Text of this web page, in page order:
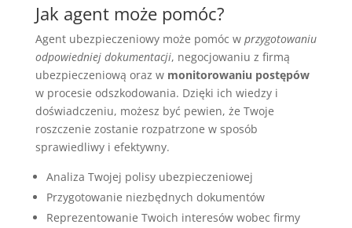
Jak agent może pomóc?
Agent ubezpieczeniowy może pomóc w przygotowaniu
odpowiedniej dokumentacji, negocjowaniu z firmą
ubezpieczeniową oraz w monitorowaniu postępów
w procesie odszkodowania. Dzięki ich wiedzy i
doświadczeniu, możesz być pewien, że Twoje
roszczenie zostanie rozpatrzone w sposób
sprawiedliwy i efektywny.
Analiza Twojej polisy ubezpieczeniowej
Przygotowanie niezbędnych dokumentów
Reprezentowanie Twoich interesów wobec firmy